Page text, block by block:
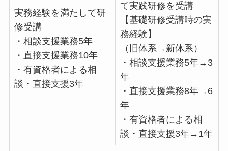
実務経験を満たして研
修受講
・相談支援業務5年
・直接支援業務10年
・有資格者による相
談・直接支援3年
て実践研修を受講
【基礎研修受講時の実
務経験】
（旧体系→新体系）
・相談支援業務5年→3
年
・直接支援業務8年→6
年
・有資格者による相
談・直接支援3年→1年